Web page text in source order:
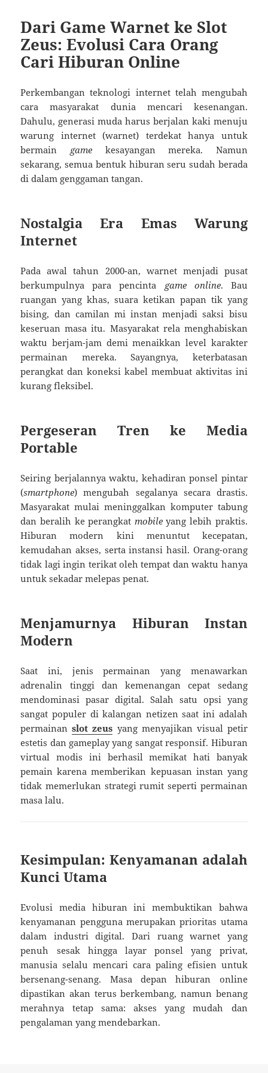
Dari Game Warnet ke Slot
Zeus: Evolusi Cara Orang
Cari Hiburan Online
Perkembangan teknologi internet telah mengubah
cara masyarakat dunia mencari kesenangan.
Dahulu, generasi muda harus berjalan kaki menuju
warung internet (warnet) terdekat hanya untuk
bermain gamekesayangan mereka. Namun
sekarang, semua bentuk hiburan seru sudah berada
di dalam genggaman tangan.
Nostalgia Era Emas Warung
Internet
Pada awal tahun 2000-an, warnet menjadi pusat
berkumpulnya para pencinta game online. Bau
ruangan yang khas, suara ketikan papan tik yang
bising, dan camilan mi instan menjadi saksi bisu
keseruan masa itu. Masyarakat rela menghabiskan
waktu berjam-jam demi menaikkan level karakter
permainan mereka. Sayangnya, keterbatasan
perangkat dan koneksi kabel membuat aktivitas ini
kurang fleksibel.
Pergeseran Tren ke Media
Portable
Seiring berjalannya waktu, kehadiran ponsel pintar
(smartphone) mengubah segalanya secara drastis.
Masyarakat mulai meninggalkan komputer tabung
dan beralih ke perangkat mobileyang lebih praktis.
Hiburan modern kini menuntut kecepatan,
kemudahan akses, serta instansi hasil. Orang-orang
tidak lagi ingin terikat oleh tempat dan waktu hanya
untuk sekadar melepas penat.
Menjamurnya Hiburan Instan
Modern
Saat ini, jenis permainan yang menawarkan
adrenalin tinggi dan kemenangan cepat sedang
mendominasi pasar digital. Salah satu opsi yang
sangat populer di kalangan netizen saat ini adalah
permainanslot zeus yang menyajikan visual petir
estetis dan gameplay yang sangat responsif. Hiburan
virtual modis ini berhasil memikat hati banyak
pemain karena memberikan kepuasan instan yang
tidak memerlukan strategi rumit seperti permainan
masa lalu.
Kesimpulan: Kenyamanan adalah
Kunci Utama
Evolusi media hiburan ini membuktikan bahwa
kenyamanan pengguna merupakan prioritas utama
dalam industri digital. Dari ruang warnet yang
penuh sesak hingga layar ponsel yang privat,
manusia selalu mencari cara paling efisien untuk
bersenang-senang. Masa depan hiburan online
dipastikan akan terus berkembang, namun benang
merahnya tetap sama: akses yang mudah dan
pengalaman yang mendebarkan.